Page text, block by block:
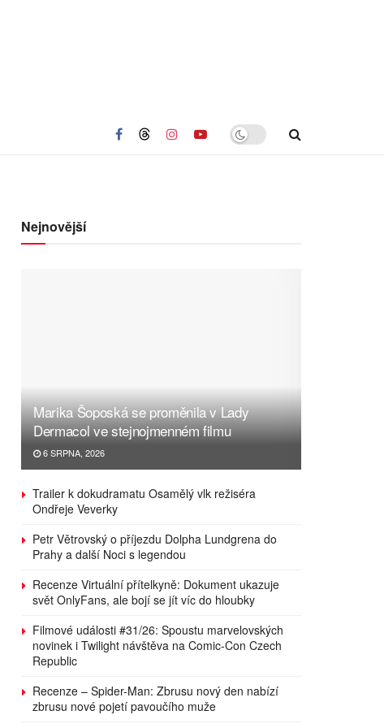
Nejnovější
Marika Šoposká se proměnila v Lady
Dermacol ve stejnojmenném filmu
6 SRPNA, 2026
Trailer k dokudramatu Osamělý vlk režiséra
Ondřeje Veverky
Petr Větrovský o příjezdu Dolpha Lundgrena do
Prahy a další Noci s legendou
Recenze Virtuální přítelkyně: Dokument ukazuje
svět OnlyFans, ale bojí se jít víc do hloubky
Filmové události #31/26: Spoustu marvelovských
novinek i Twilight návštěva na Comic-Con Czech
Republic
Recenze – Spider-Man: Zbrusu nový den nabízí
zbrusu nové pojetí pavoučího muže